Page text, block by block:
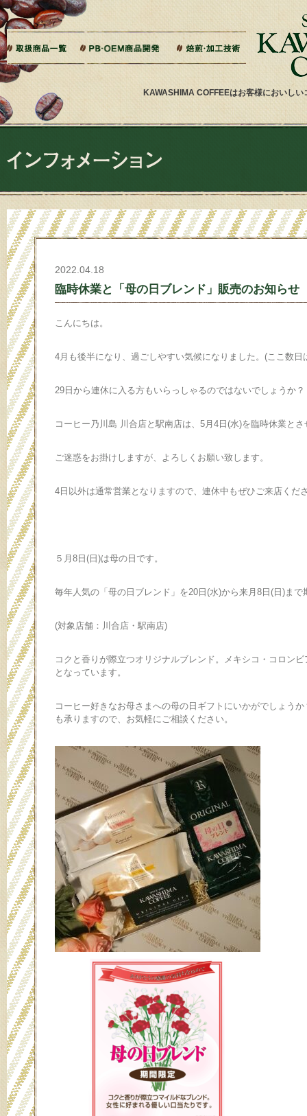
KAWASHIMA COFFEEはお客様においし
本文へジャンプ
ドリップバッグ加工
ティーバッグ加工
リキッドコーヒー加工
オーダー焙煎
パッケージデザイン・印刷
2022.04.18
臨時休業と「母の日ブレンド」販売のお知らせ
こんにちは。
4月も後半になり、過ごしやすい気候になりました。(ここ数
29日から連休に入る方もいらっしゃるのではないでしょうか？
コーヒー乃川島 川合店と駅南店は、5月4日(水)を臨時休業と
ご迷惑をお掛けしますが、よろしくお願い致します。
4日以外は通常営業となりますので、連休中もぜひご来店くだ
５月8日(日)は母の日です。
毎年人気の「母の日ブレンド」を20日(水)から来月8日(日)まで
(対象店舗：川合店・駅南店)
コクと香りが際立つオリジナルブレンド。メキシコ・コロン
となっています。
コーヒー好きなお母さまへの母の日ギフトにいかがでしょう
も承りますので、お気軽にご相談ください。